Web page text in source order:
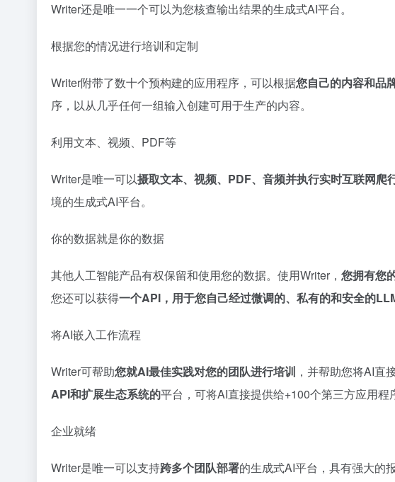
Writer还是唯一一个可以为您核查输出结果的生成式AI平台。
根据您的情况进行培训和定制
Writer附带了数十个预构建的应用程序，可以根据您自己的内容和品
序，以从几乎任何一组输入创建可用于生产的内容。
利用文本、视频、PDF等
Writer是唯一可以摄取文本、视频、PDF、音频并执行实时互联网爬
境的生成式AI平台。
你的数据就是你的数据
其他人工智能产品有权保留和使用您的数据。使用Writer， 您拥有您
您还可以获得一个API，用于您自己经过微调的、私有的和安全的
将AI嵌入工作流程
Writer可帮助您就AI最佳实践对您的团队进行培训 ，并帮助您将AI直
API和扩展生态系统的平台，可将AI直接提供给+100个第三方应用程
企业就绪
Writer是唯一可以支持跨多个团队部署的生成式AI平台，具有强大的